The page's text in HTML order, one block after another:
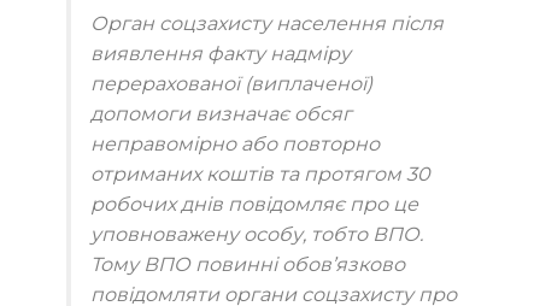
Орган соцзахисту населення після
виявлення факту надміру
перерахованої (виплаченої)
допомоги визначає обсяг
неправомірно або повторно
отриманих коштів та протягом 30
робочих днів повідомляє про це
уповноважену особу, тобто ВПО.
Тому ВПО повинні обов’язково
повідомляти органи соцзахисту про